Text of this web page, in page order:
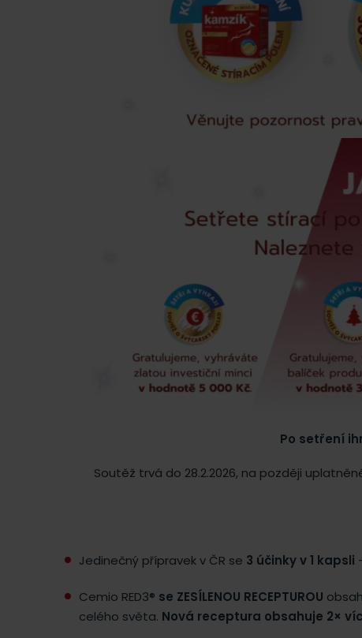
Po setření
Soutěž trvá do 28.2.2026, na později
Jedinečný přípravek v ČR se 3 účinky v 1 kapsli
Cemio RED3® se ZESÍLENOU RECEPTUROU
celého světa. Nová receptura obsahuje 2×